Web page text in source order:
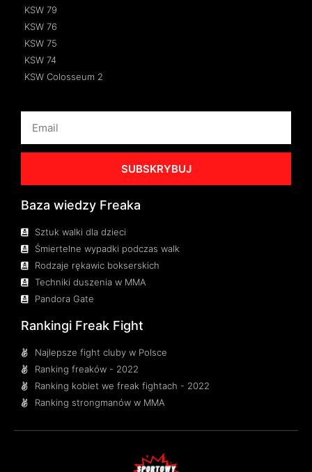
KSW 79
KSW 76
KSW 75
KSW 74
KSW Colosseum 2
SUBSKRYBUJ
Baza wiedzy Freaka
Sztuk walki dla dzieci
Śmiertelne wypadki podczas walk
Rodzaje rękawic bokserskich
Techniki duszenia w MMA
Pandora Gate
Rankingi Freak Fight
Najlepsze fight cluby w Polsce
Ranking freaków - 2022
Ranking kobiet we freak fightach - 2022
Ranking strongmanów w MMA